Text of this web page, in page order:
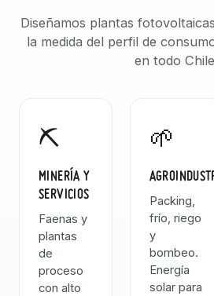
Diseñamos plantas
la medida del perfil de
en todo
⛏️
MINERÍA Y
SERVICIOS
Faenas y
plantas
de
proceso
con alto
🌱
Packing,
frío, riego
y
bombeo.
Energía
solar para